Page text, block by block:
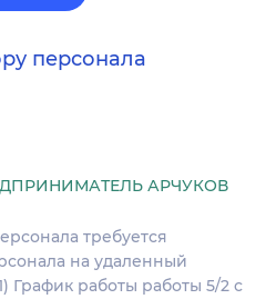
персонала
АРЧУКОВ
требуется
на удаленный
График работы работы 5/2 с